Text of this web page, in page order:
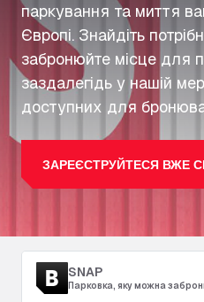
паркування та миття
Європі. Знайдіть
забронюйте місце для
заздалегідь у нашій
доступних для
ЗАРЕЄСТРУЙТЕСЯ ВЖЕ
SNAP
Парковка, яку можна